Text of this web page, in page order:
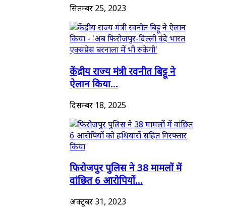
सितम्बर 25, 2023
केंद्रीय राज्य मंत्री रवनीत बिट्टू ने
ऐलान किया...
दिसम्बर 18, 2025
फिरोजपुर पुलिस ने 38 मामलों में
वांछित 6 आरोपियों...
अक्टूबर 31, 2023